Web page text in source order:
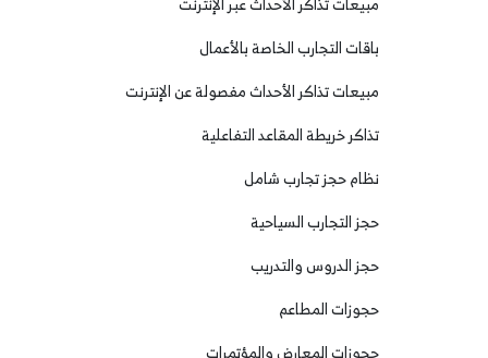
باقات التجارب الخاصة بالأعمال
مبيعات تذاكر الأحداث مفصولة عن الإنترنت
تذاكر خريطة المقاعد التفاعلية
نظام حجز تجارب شامل
حجز التجارب السياحية
حجز الدروس والتدريب
حجوزات المطاعم
حجوزات المعارض والمؤتمرات